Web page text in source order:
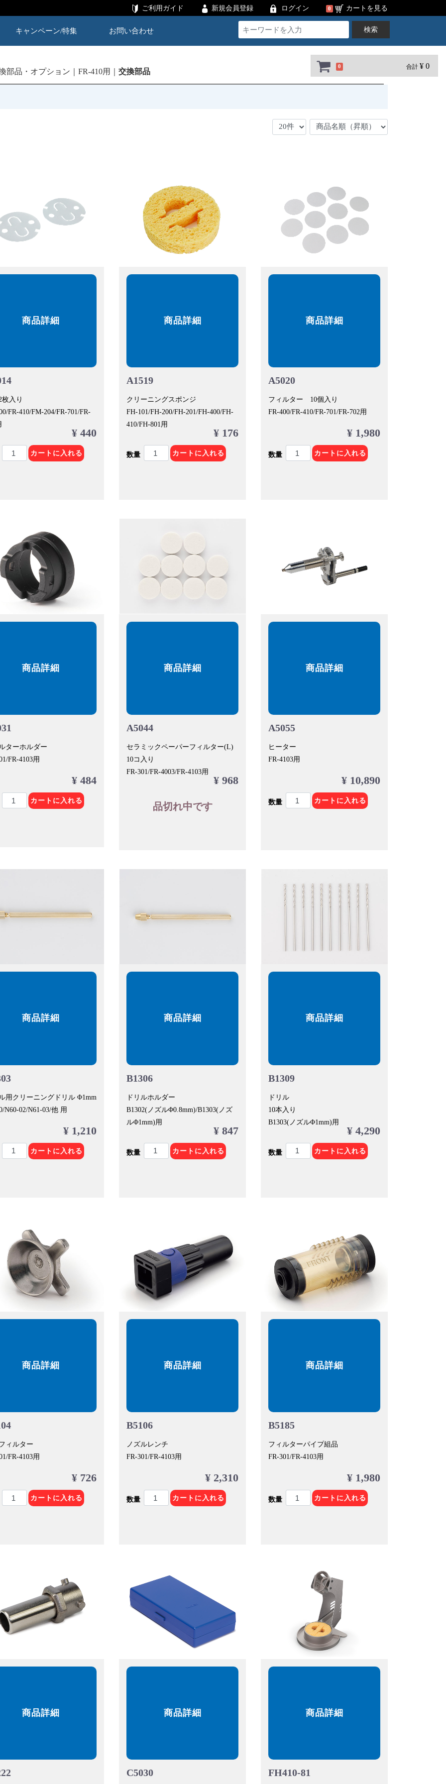
0 合計 ¥ 0
ご利用ガイド 新規会員登録 ログイン 0 カートを見る
キャンペーン/特集 お問い合わせ 検索
部品・オプション FR-410用 交換部品
商品詳細
入り
FR-410/FM-204/FR-701/FR-
¥ 440
カートに入れる
商品詳細
A1519
クリーニングスポンジ
FH-101/FH-200/FH-201/FH-400/FH-
410/FH-801用
¥ 176
数量 カートに入れる
商品詳細
A5020
フィルター 10個入り
FR-400/FR-410/FR-701/FR-702用
¥ 1,980
数量 カートに入れる
商品詳細
ターホルダー
FR-4103用
¥ 484
カートに入れる
商品詳細
A5044
セラミックペーパーフィルター(L)
10コ入り
FR-301/FR-4003/FR-4103用
¥ 968
品切れ中です
商品詳細
A5055
ヒーター
FR-4103用
¥ 10,890
数量 カートに入れる
商品詳細
用クリーニングドリル Φ1mm
N60-02/N61-03/他 用
¥ 1,210
カートに入れる
商品詳細
B1306
ドリルホルダー
B1302(ノズルΦ0.8mm)/B1303(ノズ
ルΦ1mm)用
¥ 847
数量 カートに入れる
商品詳細
B1309
ドリル
10本入り
B1303(ノズルΦ1mm)用
¥ 4,290
数量 カートに入れる
商品詳細
ィルター
FR-4103用
¥ 726
カートに入れる
商品詳細
B5106
ノズルレンチ
FR-301/FR-4103用
¥ 2,310
数量 カートに入れる
商品詳細
B5185
フィルターパイプ組品
FR-301/FR-4103用
¥ 1,980
数量 カートに入れる
商品詳細 商品詳細
C5030
商品詳細
FH410-81